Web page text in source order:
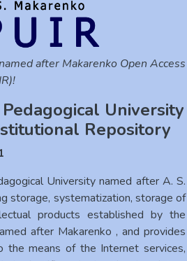
after Makarenko Open Access
University
Repository
University named after A. S.
storage, systematization, storage of
products established by the
after Makarenko , and provides
the means of the Internet services,